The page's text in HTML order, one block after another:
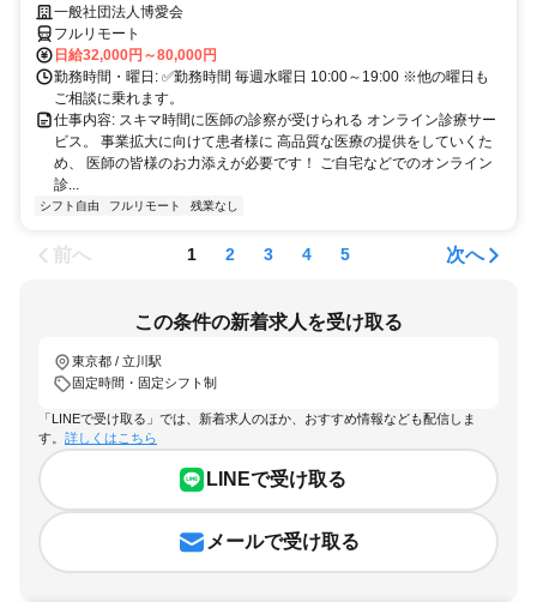
業務一般社団法人博愛会
フルリモート
日給32,000円～80,000円
勤務時間・曜日: ✅勤務時間 毎週水曜日 10:00～19:00 ※他の曜日も
ご相談に乗れます。
仕事内容: スキマ時間に医師の診察が受けられる オンライン診療サー
ビス。 事業拡大に向けて患者様に 高品質な医療の提供をしていくた
め、 医師の皆様のお力添えが必要です！ ご自宅などでのオンライン
診...
シフト自由 フルリモート 残業なし
前へ 1 2 3 4 5 次へ
この条件の新着求人を受け取る
東京都 / 立川駅
固定時間・固定シフト制
「LINEで受け取る」では、新着求人のほか、おすすめ情報なども配信しま
す。 詳しくはこちら
LINEで受け取る
メールで受け取る